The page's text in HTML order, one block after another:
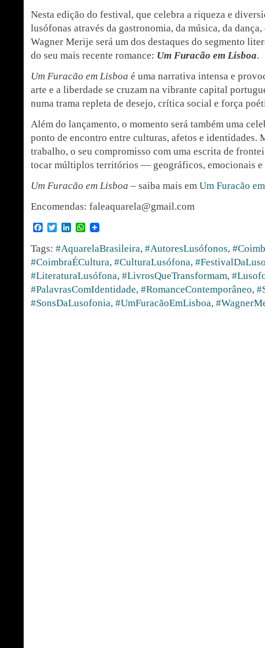
Nesta edição do festival, que celebra a riqueza e
lusófonas através da gastronomia, da música, da
Wagner Merije será um dos destaques do segmento
do seu mais recente romance: Um Furacão em Lisboa.
Um Furacão em Lisboa é uma narrativa intensa e
arte e a liberdade se cruzam na vibrante capital
numa trama repleta de desejo, crítica social e força
Além do lançamento, o momento será também uma
ponto de encontro entre culturas, afetos e identidades.
trabalho, o seu compromisso com uma escrita de
tocar múltiplos territórios — geográficos, emocionais e
Um Furacão em Lisboa – saiba mais em Um Furacão
Encomendas: faleaquarela@gmail.com
Facebook
TwitterLinkedInWhatsApp
Tags: #AquarelaBrasileira, #AutoresLusófonos,
#CoimbraÉCultura, #CulturaLusófona,
#LiteraturaLusófona, #LivrosQueTransformam,
#PalavrasComIdentidade, #RomanceContemporâneo,
#SonsDaLusofonia, #UmFuracãoEmLisboa,